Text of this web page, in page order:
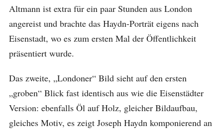
Altmann ist extra für ein paar Stunden aus London
angereist und brachte das Haydn-Porträt eigens nach
Eisenstadt, wo es zum ersten Mal der Öffentlichkeit
präsentiert wurde.
Das zweite, „Londoner“ Bild sieht auf den ersten
„groben“ Blick fast identisch aus wie die Eisenstädter
Version: ebenfalls Öl auf Holz, gleicher Bildaufbau,
gleiches Motiv, es zeigt Joseph Haydn komponierend an